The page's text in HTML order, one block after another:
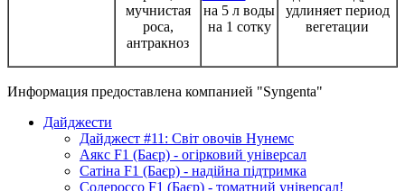
мучнистая
роса,
антракноз
на 5 л воды
на 1 сотку
удлиняет период
вегетации
Информация предоставлена компанией "Syngenta"
Дайджести
Дайджест #11: Світ овочів Нунемс
Аякс F1 (Баєр) - огірковий універсал
Сатіна F1 (Баєр) - надійна підтримка
Солероссо F1 (Баєр) - томатний універсал!